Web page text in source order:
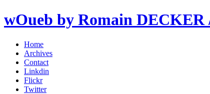
wOueb by Romain
Home
Archives
Contact
Linkdin
Flickr
Twitter